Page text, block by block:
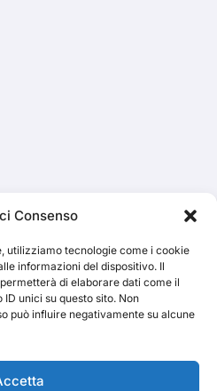
Consenso
utilizziamo tecnologie come i cookie
informazioni del dispositivo. Il
di elaborare dati come il
unici su questo sito. Non
può influire negativamente su alcune
Cerca